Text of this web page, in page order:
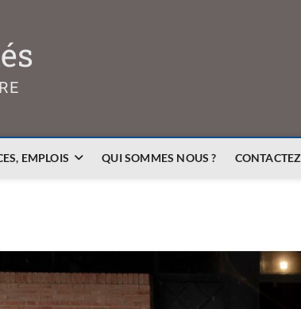
EMPLOIS QUI SOMMES NOUS ?